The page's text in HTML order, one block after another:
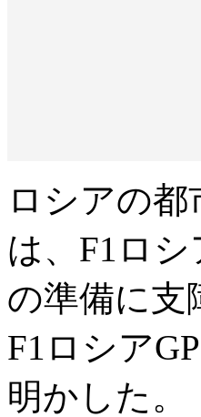
ロシアの
は、F1ロ
の準備に支
F1ロシア
明かした。